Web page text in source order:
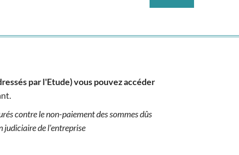
par l'Etude) vous pouvez accéder
contre le non-paiement des sommes dûs
judiciaire de l'entreprise